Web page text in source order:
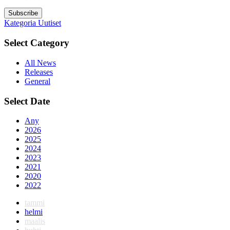
Subscribe
Kategoria Uutiset
Select Category
All News
Releases
General
Select Date
Any
2026
2025
2024
2023
2021
2020
2022
tammi
helmi
maalis